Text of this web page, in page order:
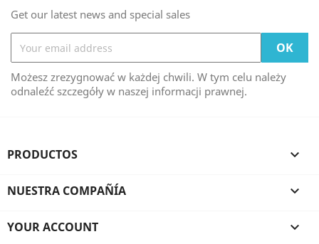
Get our latest news and special sales
Możesz zrezygnować w każdej chwili. W tym celu należy
odnaleźć szczegóły w naszej informacji prawnej.
PRODUCTOS 
NUESTRA COMPAÑÍA 
YOUR ACCOUNT 